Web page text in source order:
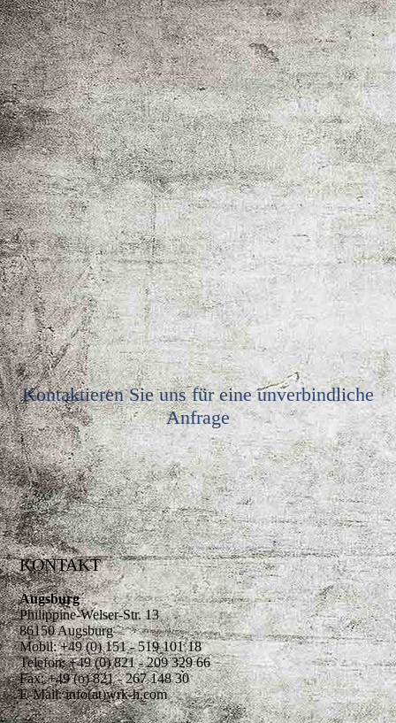
Kontaktieren Sie uns für eine unverbindliche
Anfrage
KONTAKT
Augsburg
Philippine-Welser-Str. 13
86150 Augsburg
Mobil: +49 (0) 151 - 519 101 18
Telefon: +49 (0) 821 - 209 329 66
Fax: +49 (o) 821 - 267 148 30
E-Mail: info(at)wrk-h.com